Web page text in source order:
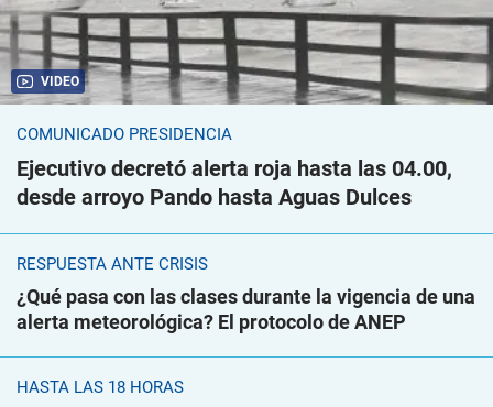
VIDEO
COMUNICADO PRESIDENCIA
Ejecutivo decretó alerta roja hasta las 04.00,
desde arroyo Pando hasta Aguas Dulces
RESPUESTA ANTE CRISIS
¿Qué pasa con las clases durante la vigencia de una
alerta meteorológica? El protocolo de ANEP
HASTA LAS 18 HORAS